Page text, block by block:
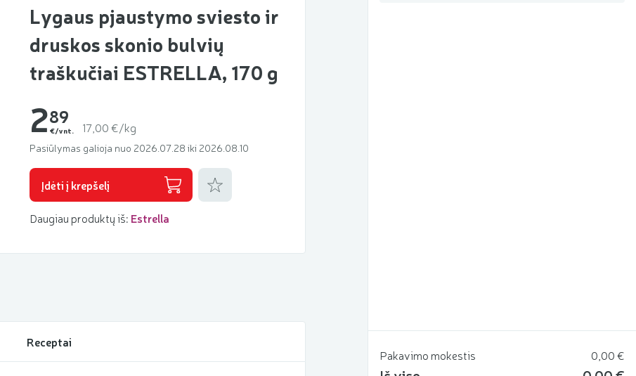
Lygaus pjaustymo sviesto ir
druskos skonio bulvių
traškučiai ESTRELLA, 170 g
289
€/vnt. 17,00 €/kg
Pasiūlymas galioja nuo 2026.07.28 iki 2026.08.10
Įdėti į krepšelį
Pridėti prie mėgstamiausių
Daugiau produktų iš: Estrella
Receptai
Pakavimo mokestis 0,00 €